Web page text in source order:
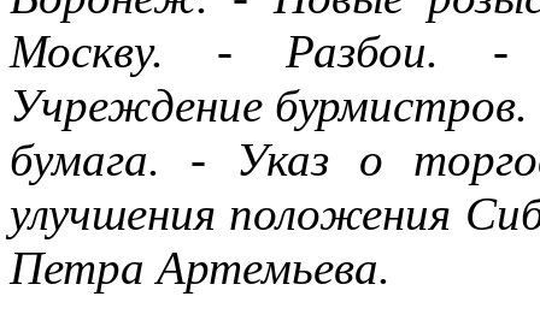
Москву. - Разбои. -
Учреждение бурмистров.
бумага. - Указ о
улучшения положения
Петра Артемьева.